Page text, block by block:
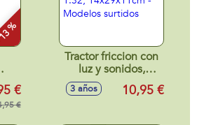
%
€
€
Tractor friccion con
luz y sonidos,
escala 1:32,
14x29x11cm -
3 años 10,95 €